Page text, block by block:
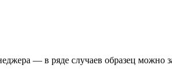
— в ряде случаев образец можно